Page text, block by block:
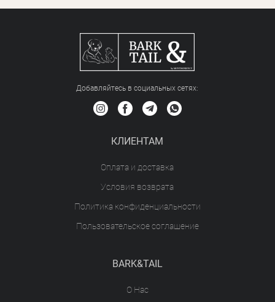
Добавляйтесь в социальных сетяx:
КЛИЕНТАМ
Оплата и доставка
Условия возврата
Политика конфиденциальности
Пользовательское соглашение
BARK&TAIL
О Нас